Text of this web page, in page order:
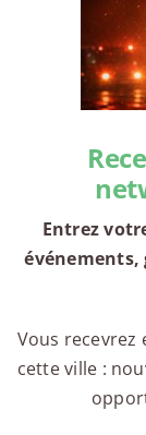
Entrez
événements,
Vous recevrez
cette ville :